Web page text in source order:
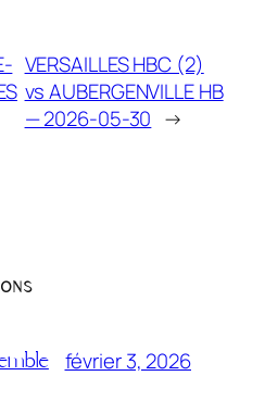
VERSAILLES HBC (2)
vs AUBERGENVILLE HB
— 2026-05-30 →
février 3, 2026